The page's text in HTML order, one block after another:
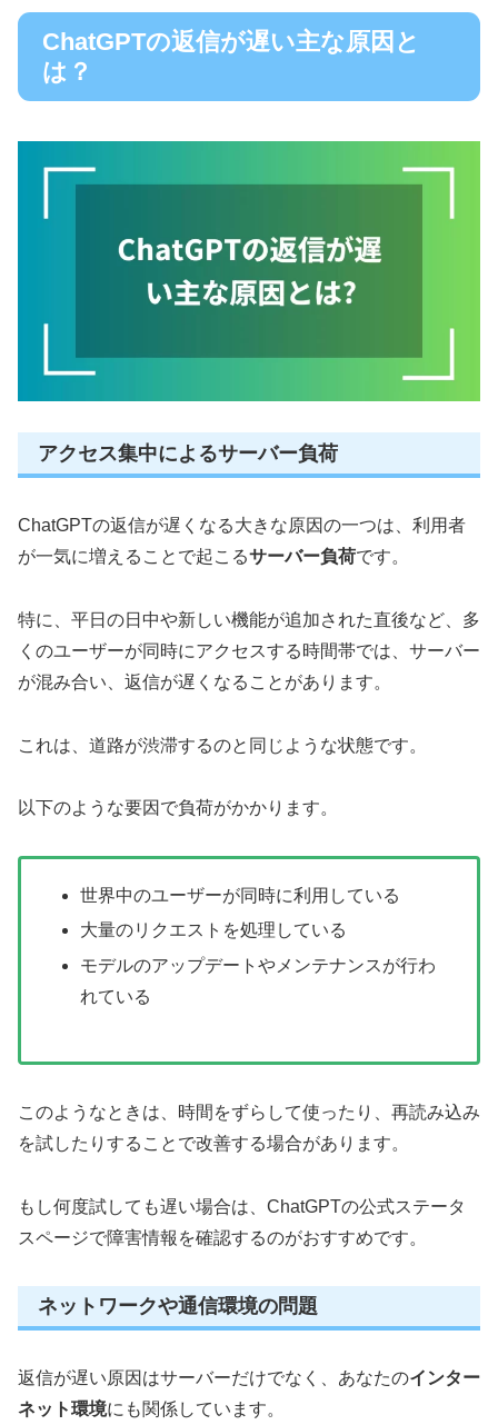
ChatGPTの返信が遅い主な原因と
は？
アクセス集中によるサーバー負荷
ChatGPTの返信が遅くなる大きな原因の一つは、利用者
が一気に増えることで起こるサーバー負荷です。
特に、平日の日中や新しい機能が追加された直後など、多
くのユーザーが同時にアクセスする時間帯では、サーバー
が混み合い、返信が遅くなることがあります。
これは、道路が渋滞するのと同じような状態です。
以下のような要因で負荷がかかります。
世界中のユーザーが同時に利用している
大量のリクエストを処理している
モデルのアップデートやメンテナンスが行わ
れている
このようなときは、時間をずらして使ったり、再読み込み
を試したりすることで改善する場合があります。
もし何度試しても遅い場合は、ChatGPTの公式ステータ
スページで障害情報を確認するのがおすすめです。
ネットワークや通信環境の問題
返信が遅い原因はサーバーだけでなく、あなたのインター
ネット環境にも関係しています。